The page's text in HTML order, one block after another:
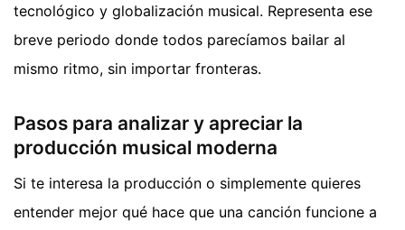
tecnológico y globalización musical. Representa ese
breve periodo donde todos parecíamos bailar al
mismo ritmo, sin importar fronteras.
Pasos para analizar y apreciar la
producción musical moderna
Si te interesa la producción o simplemente quieres
entender mejor qué hace que una canción funcione a